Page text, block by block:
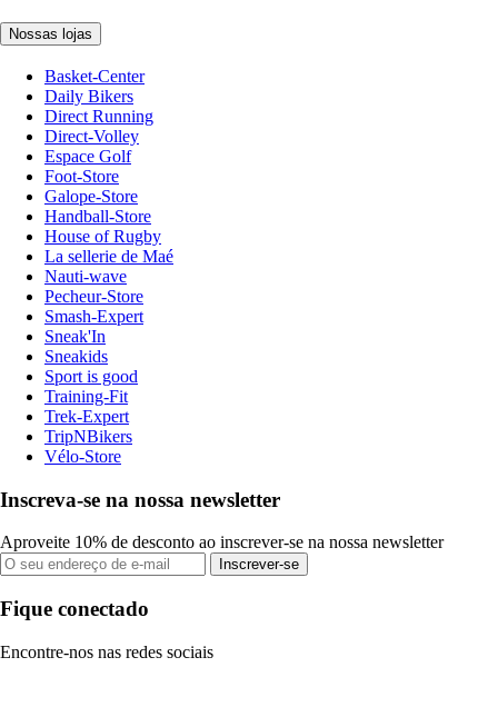
Nossas lojas
Basket-Center
Daily Bikers
Direct Running
Direct-Volley
Espace Golf
Foot-Store
Galope-Store
Handball-Store
House of Rugby
La sellerie de Maé
Nauti-wave
Pecheur-Store
Smash-Expert
Sneak'In
Sneakids
Sport is good
Training-Fit
Trek-Expert
TripNBikers
Vélo-Store
Inscreva-se na nossa newsletter
Aproveite 10% de desconto ao inscrever-se na nossa newsletter
Inscrever-se
Fique conectado
Encontre-nos nas redes sociais